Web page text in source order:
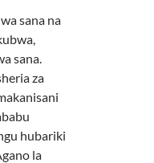
sana na
sana.
za
hubariki
la